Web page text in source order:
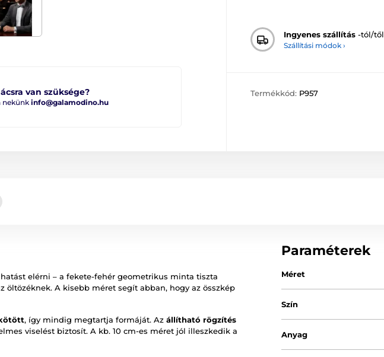
van szüksége?
nekünk info@galamodino.hu
Ingyenes szállítás -tól/től
Szállítási módok ›
Termékkód: P957
elérni – a fekete-fehér geometrikus minta tiszta
öltözéknek. A kisebb méret segít abban, hogy az összkép
, így mindig megtartja formáját. Az állítható rögzítés
viselést biztosít. A kb. 10 cm-es méret jól illeszkedik a
Paraméterek
Méret
Szín
Anyag